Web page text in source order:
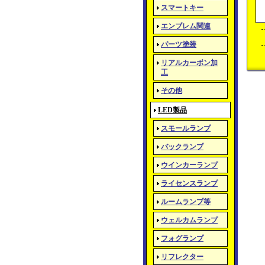
スマートキー
エンブレム関連
パーツ塗装
リアルカーボン加
工
その他
LED製品
スモールランプ
バックランプ
ウインカーランプ
ライセンスランプ
ルームランプ等
ウェルカムランプ
フォグランプ
リフレクター